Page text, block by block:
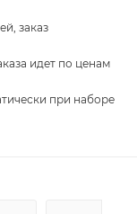
заказ
идет по ценам
при наборе